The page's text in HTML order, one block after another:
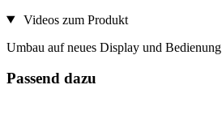
Videos zum Produkt
Umbau auf neues Display und Bedienung
Passend dazu